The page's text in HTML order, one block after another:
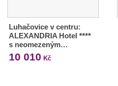
Luhačovice v centru:
ALEXANDRIA Hotel ****
s neomezeným…
10 010 Kč